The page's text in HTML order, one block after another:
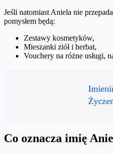
Jeśli natomiast Aniela nie
pomysłem będą:
Zestawy kosmetyków,
Mieszanki ziół i herbat,
Vouchery na różne usługi,
Co oznacza imię